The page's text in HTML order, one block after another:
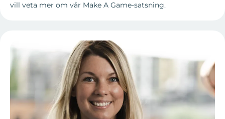
vill veta mer om vår Make A Game-satsning.